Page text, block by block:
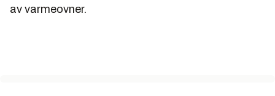
av varmeovner.